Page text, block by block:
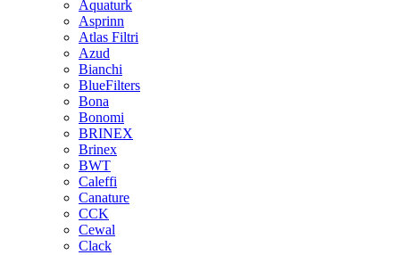
Aquaturk
Asprinn
Atlas Filtri
Azud
Bianchi
BlueFilters
Bona
Bonomi
BRINEX
Brinex
BWT
Caleffi
Canature
CCK
Cewal
Clack